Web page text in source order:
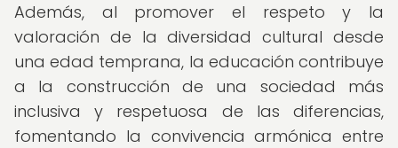
Además, al promover el respeto y la
valoración de la diversidad cultural desde
una edad temprana, la educación contribuye
a la construcción de una sociedad más
inclusiva y respetuosa de las diferencias,
fomentando la convivencia armónica entre